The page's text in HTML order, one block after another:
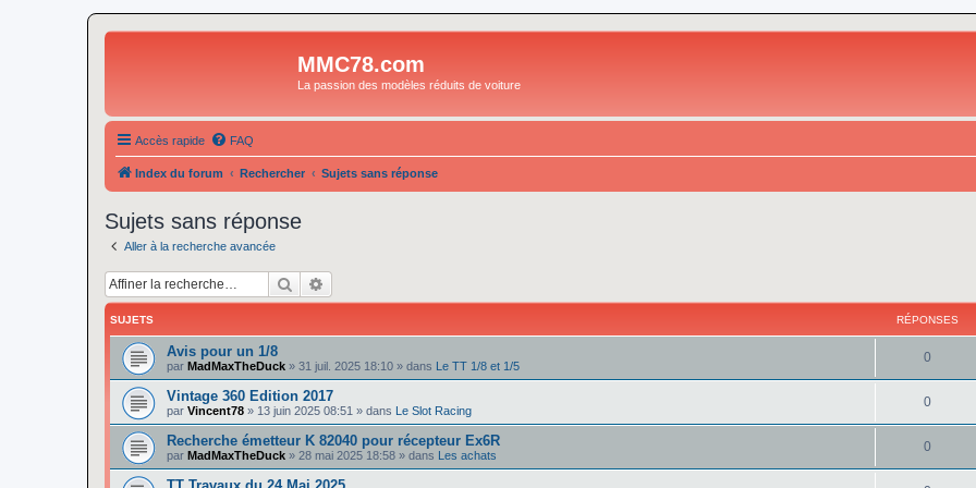
MMC78.com
La passion des modèles réduits de voiture
Accès rapide FAQ
Index du forum Rechercher Sujets sans réponse
Sujets sans réponse
Aller à la recherche avancée
Rechercher
SUJETS RÉPONSES
Avis pour un 1/8
par MadMaxTheDuck » 31 juil. 2025 18:10 » dans Le TT 1/8 et 1/5
0
Vintage 360 Edition 2017
par Vincent78 » 13 juin 2025 08:51 » dans Le Slot Racing
0
Recherche émetteur K 82040 pour récepteur Ex6R
par MadMaxTheDuck » 28 mai 2025 18:58 » dans Les achats
0